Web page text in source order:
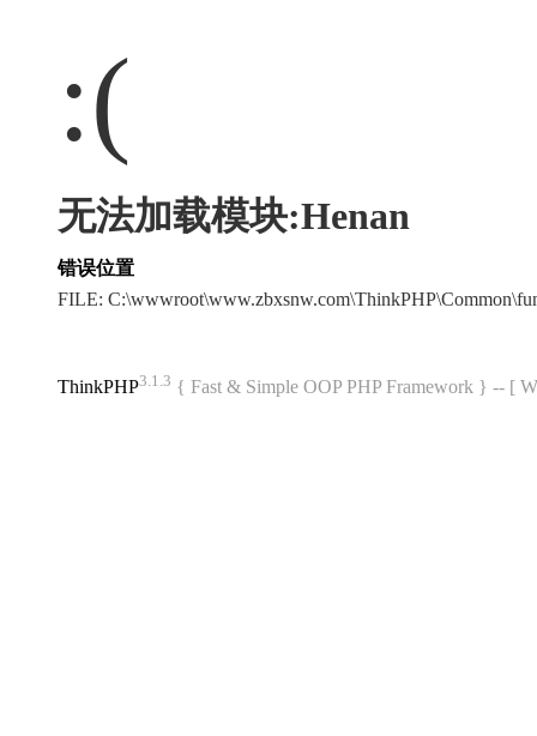
:(
无法加载模块:Henan
错误位置
FILE:
ThinkPHP3.1.3 { Fast & Simple OOP PHP Framework } -- [